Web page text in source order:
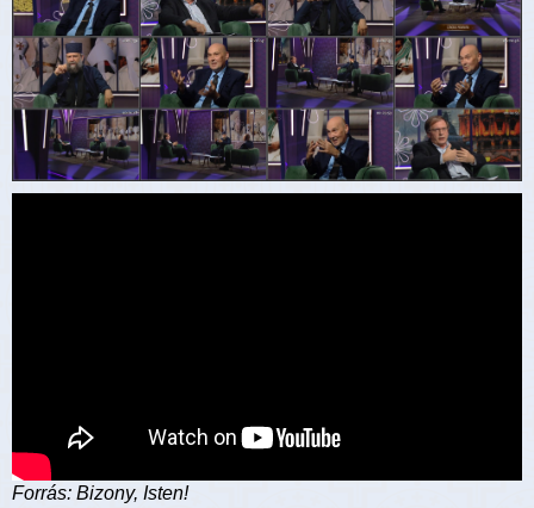
Forrás: Bizony, Isten!